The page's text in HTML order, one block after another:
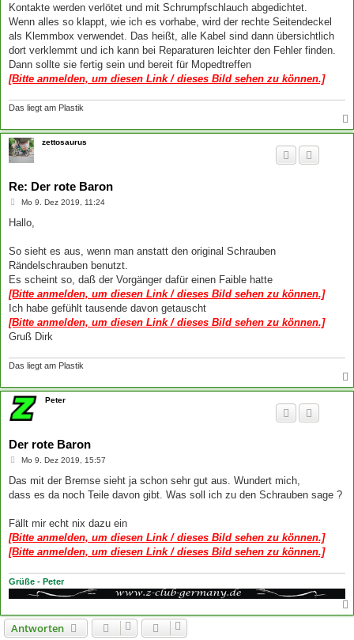
Kontakte werden verlötet und mit Schrumpfschlauch abgedichtet.
Wenn alles so klappt, wie ich es vorhabe, wird der rechte Seitendeckel
als Klemmbox verwendet. Das heißt, alle Kabel sind dann übersichtlich
dort verklemmt und ich kann bei Reparaturen leichter den Fehler finden.
Dann sollte sie fertig sein und bereit für Mopedtreffen
[Bitte anmelden, um diesen Link / dieses Bild sehen zu können.]
Das liegt am Plastik
zettosaurus
Re: Der rote Baron
B
i
a
Mo 9. Dez 2019, 11:24
Hallo,
So sieht es aus, wenn man anstatt den original Schrauben
Rändelschrauben benutzt.
Es scheint so, daß der Vorgänger dafür einen Faible hatte
[Bitte anmelden, um diesen Link / dieses Bild sehen zu können.]
Ich habe gefühlt tausende davon getauscht
[Bitte anmelden, um diesen Link / dieses Bild sehen zu können.]
Gruß Dirk
Das liegt am Plastik
Peter
Der rote Baron
B
i
r
Mo 9. Dez 2019, 15:57
Das mit der Bremse sieht ja schon sehr gut aus. Wundert mich,
dass es da noch Teile davon gibt. Was soll ich zu den Schrauben sage ?
Fällt mir echt nix dazu ein
[Bitte anmelden, um diesen Link / dieses Bild sehen zu können.]
[Bitte anmelden, um diesen Link / dieses Bild sehen zu können.]
Grüße - Peter
Antworten